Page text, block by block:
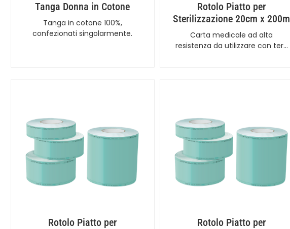
Tanga Donna in Cotone
Tanga in cotone 100%,
confezionati singolarmente.
Rotolo Piatto per
Sterilizzazione 20cm x 200m
Carta medicale ad alta
resistenza da utilizzare con ter…
Rotolo Piatto per
Rotolo Piatto per